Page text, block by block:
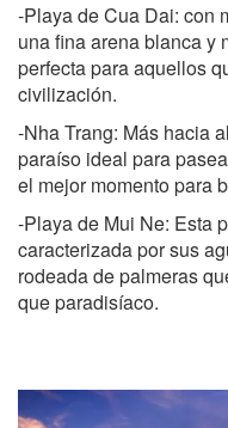
-Playa de Cua Dai: con
una fina arena blanca y
perfecta para aquellos
civilización.
-Nha Trang: Más hacia
paraíso ideal para
el mejor momento para
-Playa de Mui Ne: Esta
caracterizada por sus
rodeada de palmeras
que paradisíaco.